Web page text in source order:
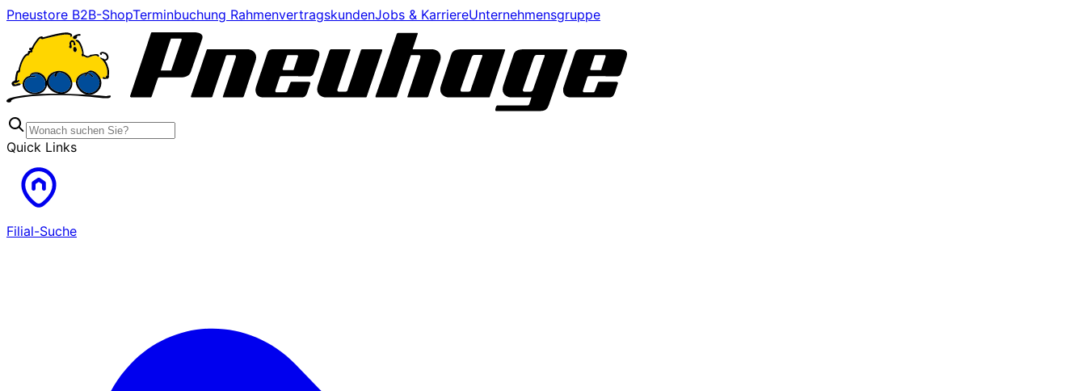
Pneustore B2B-ShopTerminbuchung RahmenvertragskundenJobs & KarriereUnternehmensgruppe
Quick Links
Filial-Suche